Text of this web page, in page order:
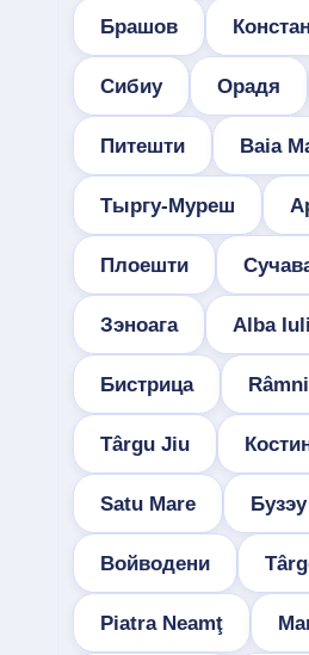
Брашов
Сибиу Орадя
Питешти Baia
Тыргу-Муреш
Плоешти
Зэноага Alba
Бистрица
Târgu Jiu
Satu Mare Бузэу
Войводени
Piatra Neamţ